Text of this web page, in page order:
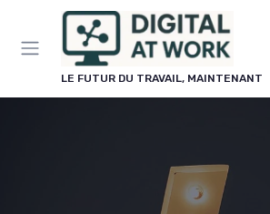
LE FUTUR DU TRAVAIL, MAINTENANT
Panneau de gestion des cookies